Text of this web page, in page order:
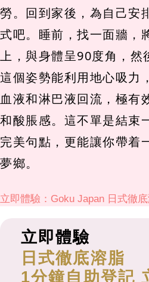
勞。回到家後，為自己安
式吧。睡前，找一面牆，
上，與身體呈90度角，然
這個姿勢能利用地心吸力
血液和淋巴液回流，極有
和酸脹感。這不單是結束
完美句點，更能讓你帶着
夢鄉。
立即體驗：Goku Japan 日式徹
立即體驗
日式徹底溶脂
1分鐘自助登記